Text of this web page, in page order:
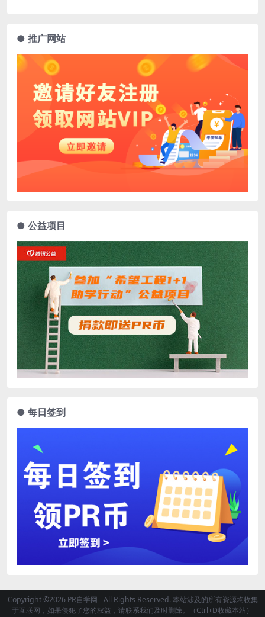
● 推广网站
● 公益项目
● 每日签到
Copyright ©2026 PR自学网 - All Rights Reserved. 本站涉及的所有资源均收集
于互联网，如果侵犯了您的权益，请联系我们及时删除。（Ctrl+D收藏本站）